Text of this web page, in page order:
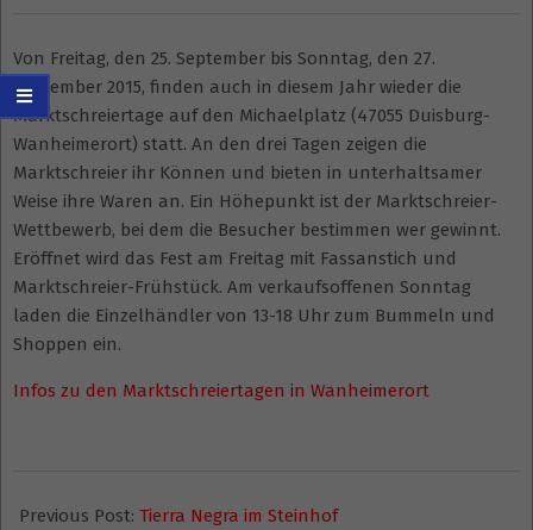
Von Freitag, den 25. September bis Sonntag, den 27.
September 2015, finden auch in diesem Jahr wieder die
Marktschreiertage auf den Michaelplatz (47055 Duisburg-
Wanheimerort) statt. An den drei Tagen zeigen die
Marktschreier ihr Können und bieten in unterhaltsamer
Weise ihre Waren an. Ein Höhepunkt ist der Marktschreier-
Wettbewerb, bei dem die Besucher bestimmen wer gewinnt.
Eröffnet wird das Fest am Freitag mit Fassanstich und
Marktschreier-Frühstück. Am verkaufsoffenen Sonntag
laden die Einzelhändler von 13-18 Uhr zum Bummeln und
Shoppen ein.
Infos zu den Marktschreiertagen in Wanheimerort
09-
Previous Post: Tierra Negra im Steinhof